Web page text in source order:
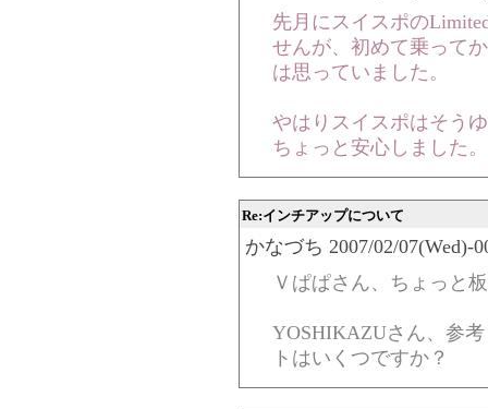
先月にスイスポの
せんが、初めて乗って
は思っていました。
やはりスイスポはそう
ちょっと安心しました。
Re:インチアップについて
かなづち 2007/02/07(Wed)-
Ｖぱぱさん、ちょっと
YOSHIKAZUさん、参
トはいくつですか？